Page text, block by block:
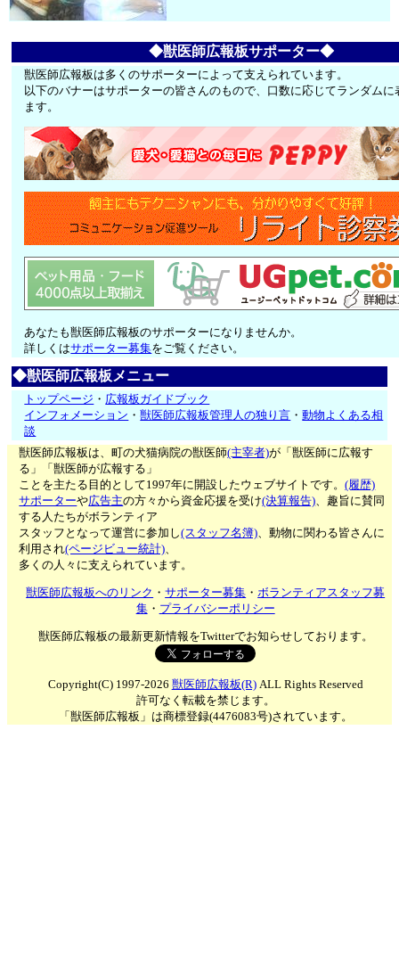
◆獣医師広報板サポーター◆
獣医師広報板は多くのサポーターによって支えられています。
以下のバナーはサポーターの皆さんのもので、口数に応じてランダムに
ます。
あなたも獣医師広報板のサポーターになりませんか。
詳しくはサポーター募集をご覧ください。
◆獣医師広報板メニュー
トップページ ・ 広報板ガイドブック
インフォメーション ・獣医師広報板管理人の独り言 ・動物よくある相
談
獣医師広報板は、町の犬猫病院の獣医師(主宰者)が「獣医師に広報す
る」「獣医師が広報する」
ことを主たる目的として1997年に開設したウェブサイトです。(履歴)
サポーターや広告主の方々から資金応援を受け(決算報告)、趣旨に賛同
する人たちがボランティア
スタッフとなって運営に参加し(スタッフ名簿)、動物に関わる皆さんに
利用され(ページビュー統計)、
多くの人々に支えられています。
獣医師広報板へのリンク ・サポーター募集 ・ボランティアスタッフ募
集・ プライバシーポリシー
獣医師広報板の最新更新情報をTwitterでお知らせしております。
Copyright(C) 1997-2026 獣医師広報板(R)ALL Rights Reserved
許可なく転載を禁じます。
「獣医師広報板」は商標登録(4476083号)されています。